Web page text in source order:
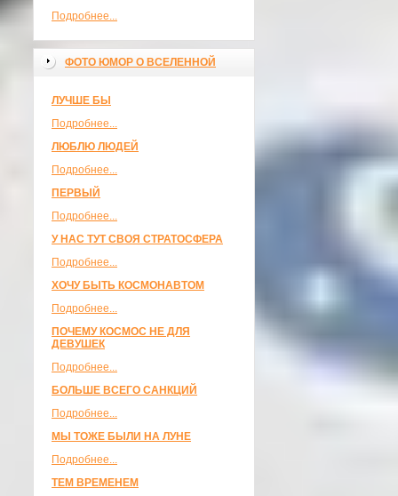
Подробнее...
ФОТО ЮМОР О ВСЕЛЕННОЙ
ЛУЧШЕ БЫ
Подробнее...
ЛЮБЛЮ ЛЮДЕЙ
Подробнее...
ПЕРВЫЙ
Подробнее...
У НАС ТУТ СВОЯ СТРАТОСФЕРА
Подробнее...
ХОЧУ БЫТЬ КОСМОНАВТОМ
Подробнее...
ПОЧЕМУ КОСМОС НЕ ДЛЯ
ДЕВУШЕК
Подробнее...
БОЛЬШЕ ВСЕГО САНКЦИЙ
Подробнее...
МЫ ТОЖЕ БЫЛИ НА ЛУНЕ
Подробнее...
ТЕМ ВРЕМЕНЕМ